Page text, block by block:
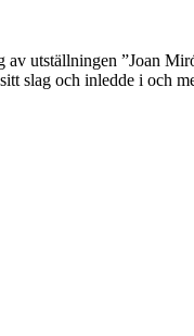
utställningen ”Joan
slag och inledde i och